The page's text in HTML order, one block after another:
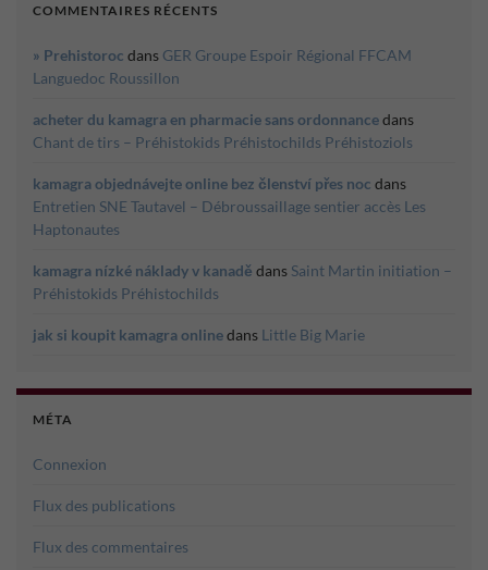
COMMENTAIRES RÉCENTS
» Prehistoroc dans GER Groupe Espoir Régional FFCAM
Languedoc Roussillon
acheter du kamagra en pharmacie sans ordonnancedans
Chant de tirs – Préhistokids Préhistochilds Préhistoziols
kamagra objednávejte online bez členství přes noc dans
Entretien SNE Tautavel – Débroussaillage sentier accès Les
Haptonautes
kamagra nízké náklady v kanadě dans Saint Martin initiation –
Préhistokids Préhistochilds
jak si koupit kamagra onlinedans Little Big Marie
MÉTA
Connexion
Flux des publications
Flux des commentaires